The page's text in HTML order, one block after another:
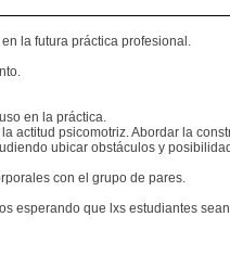
la futura práctica profesional.
en la práctica.
actitud psicomotriz. Abordar la
ubicar obstáculos y
con el grupo de pares.
esperando que lxs estudiantes